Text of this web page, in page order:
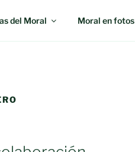
del Moral Moral en fotos